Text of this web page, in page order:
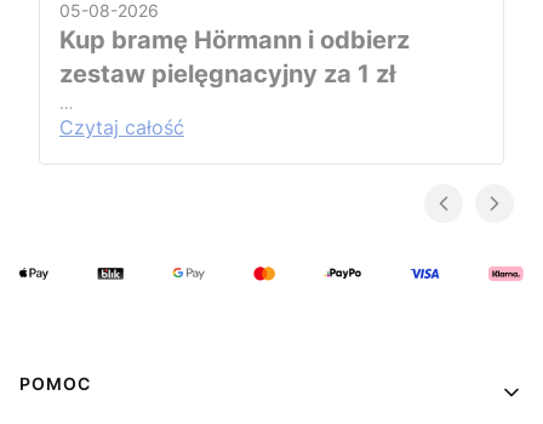
05-08-2026
Kup bramę Hörmann i odbierz
zestaw pielęgnacyjny za 1 zł
…
Czytaj całość
Linki w stopce
POMOC